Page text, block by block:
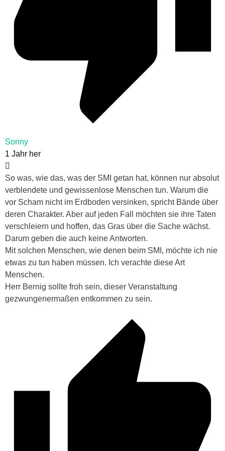
Sonny
1 Jahr her
So was, wie das, was der SMI getan hat, können nur absolut
verblendete und gewissenlose Menschen tun. Warum die
vor Scham nicht im Erdboden versinken, spricht Bände über
deren Charakter. Aber auf jeden Fall möchten sie ihre Taten
verschleiern und hoffen, das Gras über die Sache wächst.
Darum geben die auch keine Antworten.
Mit solchen Menschen, wie denen beim SMI, möchte ich nie
etwas zu tun haben müssen. Ich verachte diese Art
Menschen.
Herr Bernig sollte froh sein, dieser Veranstaltung
gezwungenermaßen entkommen zu sein.